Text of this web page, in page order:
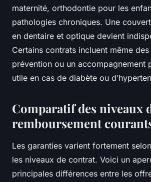
maternité, orthodontie pour les
pathologies chroniques. Une
en dentaire et optique devient
Certains contrats incluent même
prévention ou un accompagnement
utile en cas de diabète ou
Comparatif des niveaux
remboursement
Les garanties varient fortement
les niveaux de contrat. Voici un
principales différences entre les